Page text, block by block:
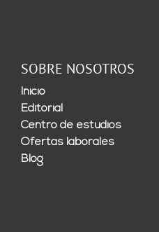
SOBRE NOSOTROS
Inicio
Editorial
Centro de estudios
Ofertas laborales
Blog